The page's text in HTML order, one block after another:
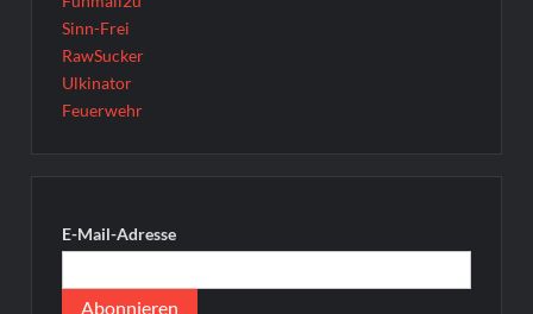
Sinn-Frei
RawSucker
Ulkinator
Feuerwehr
E-Mail-Adresse